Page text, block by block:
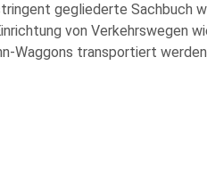
gegliederte Sachbuch
von Verkehrswegen
Waggons transportiert